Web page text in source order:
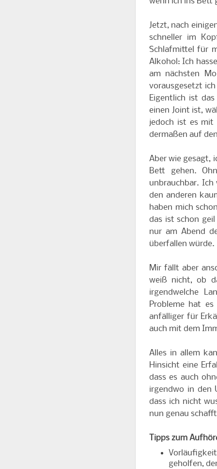
Jetzt, nach
schneller im
Schlafmittel für
Alkohol: Ich
am nächsten
vorausgesetzt
Eigentlich ist
einen Joint ist,
jedoch ist es mit
dermaßen auf
Aber wie gesagt,
Bett gehen.
unbrauchbar.
den anderen
haben mich
das ist schon
nur am Abend
überfallen würde.
Mir fällt aber
weiß nicht, ob
irgendwelche
Probleme hat
anfälliger für
auch mit dem
Alles in allem
Hinsicht eine
dass es auch
irgendwo in den
dass ich nicht
nun genau
Tipps zum
geholfen,